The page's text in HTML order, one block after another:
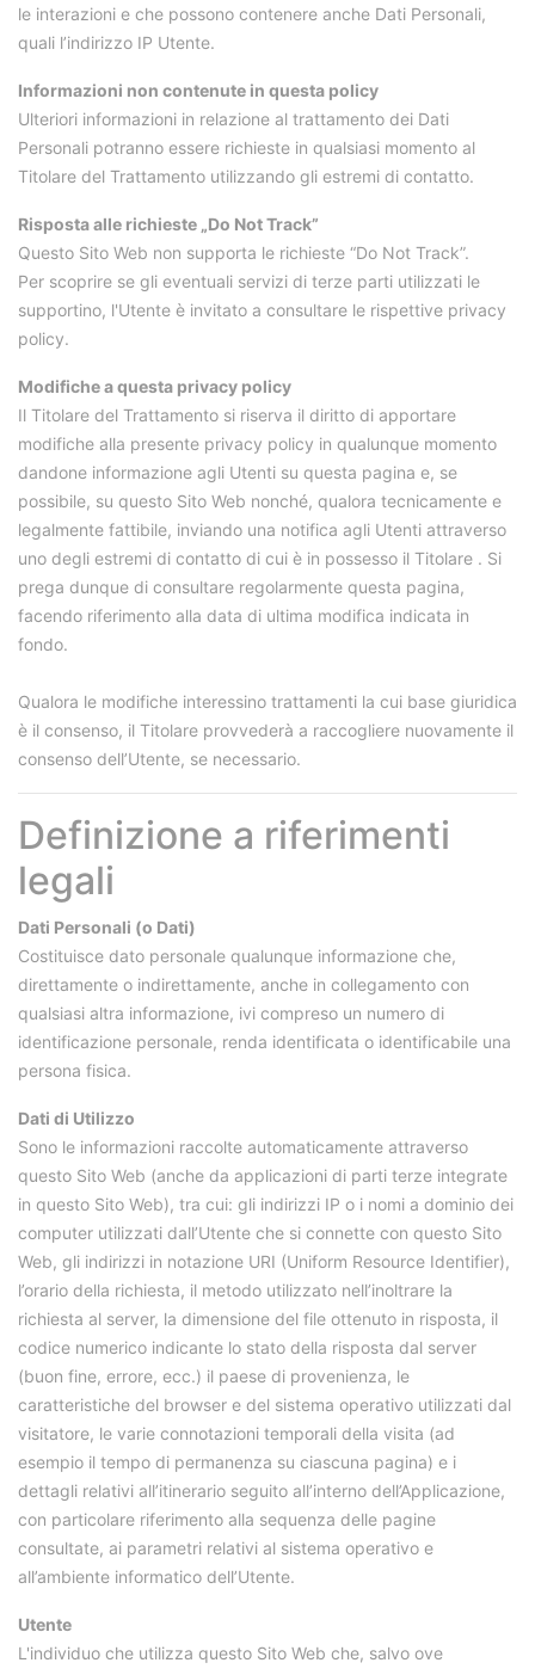
le interazioni e che possono contenere anche Dati Personali,
quali l’indirizzo IP Utente.
Informazioni non contenute in questa policy
Ulteriori informazioni in relazione al trattamento dei Dati
Personali potranno essere richieste in qualsiasi momento al
Titolare del Trattamento utilizzando gli estremi di contatto.
Risposta alle richieste „Do Not Track”
Questo Sito Web non supporta le richieste “Do Not Track”.
Per scoprire se gli eventuali servizi di terze parti utilizzati le
supportino, l'Utente è invitato a consultare le rispettive privacy
policy.
Modifiche a questa privacy policy
Il Titolare del Trattamento si riserva il diritto di apportare
modifiche alla presente privacy policy in qualunque momento
dandone informazione agli Utenti su questa pagina e, se
possibile, su questo Sito Web nonché, qualora tecnicamente e
legalmente fattibile, inviando una notifica agli Utenti attraverso
uno degli estremi di contatto di cui è in possesso il Titolare . Si
prega dunque di consultare regolarmente questa pagina,
facendo riferimento alla data di ultima modifica indicata in
fondo.
Qualora le modifiche interessino trattamenti la cui base giuridica
è il consenso, il Titolare provvederà a raccogliere nuovamente il
consenso dell’Utente, se necessario.
Definizione a riferimenti
legali
Dati Personali (o Dati)
Costituisce dato personale qualunque informazione che,
direttamente o indirettamente, anche in collegamento con
qualsiasi altra informazione, ivi compreso un numero di
identificazione personale, renda identificata o identificabile una
persona fisica.
Dati di Utilizzo
Sono le informazioni raccolte automaticamente attraverso
questo Sito Web (anche da applicazioni di parti terze integrate
in questo Sito Web), tra cui: gli indirizzi IP o i nomi a dominio dei
computer utilizzati dall’Utente che si connette con questo Sito
Web, gli indirizzi in notazione URI (Uniform Resource Identifier),
l’orario della richiesta, il metodo utilizzato nell’inoltrare la
richiesta al server, la dimensione del file ottenuto in risposta, il
codice numerico indicante lo stato della risposta dal server
(buon fine, errore, ecc.) il paese di provenienza, le
caratteristiche del browser e del sistema operativo utilizzati dal
visitatore, le varie connotazioni temporali della visita (ad
esempio il tempo di permanenza su ciascuna pagina) e i
dettagli relativi all’itinerario seguito all’interno dell’Applicazione,
con particolare riferimento alla sequenza delle pagine
consultate, ai parametri relativi al sistema operativo e
all’ambiente informatico dell’Utente.
Utente
L'individuo che utilizza questo Sito Web che, salvo ove